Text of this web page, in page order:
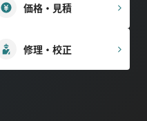
価格・見積
修理・校正